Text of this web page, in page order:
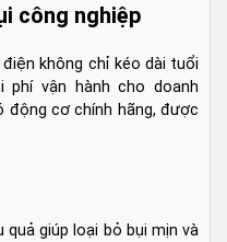
công nghiệp
không chỉ kéo dài tuổi
vận hành cho doanh
động cơ chính hãng, được
giúp loại bỏ bụi mịn và